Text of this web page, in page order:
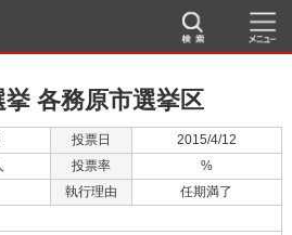
各務原市選挙区
投票日
2015/4/12
投票率
%
執行理由
任期満了